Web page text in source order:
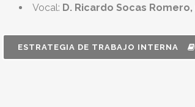
Vocal: D. Ricardo Socas Romero,
ESTRATEGIA DE TRABAJO INTERNA